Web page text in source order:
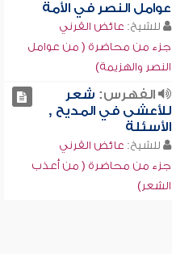
عوامل النصر في الأمة
للشيخ: عائض القرني
جزء من محاضرة ( من عوامل
النصر والهزيمة)
الفهرس: شعر
للأعشى في المديح ,
الأسئلة
للشيخ: عائض القرني
جزء من محاضرة ( من أعذب
الشعر)